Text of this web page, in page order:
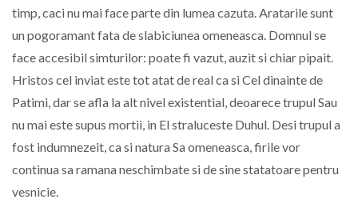
timp, caci nu mai face parte din lumea cazuta. Aratarile sunt
un pogoramant fata de slabiciunea omeneasca. Domnul se
face accesibil simturilor: poate fi vazut, auzit si chiar pipait.
Hristos cel inviat este tot atat de real ca si Cel dinainte de
Patimi, dar se afla la alt nivel existential, deoarece trupul Sau
nu mai este supus mortii, in El straluceste Duhul. Desi trupul a
fost indumnezeit, ca si natura Sa omeneasca, firile vor
continua sa ramana neschimbate si de sine statatoare pentru
vesnicie.